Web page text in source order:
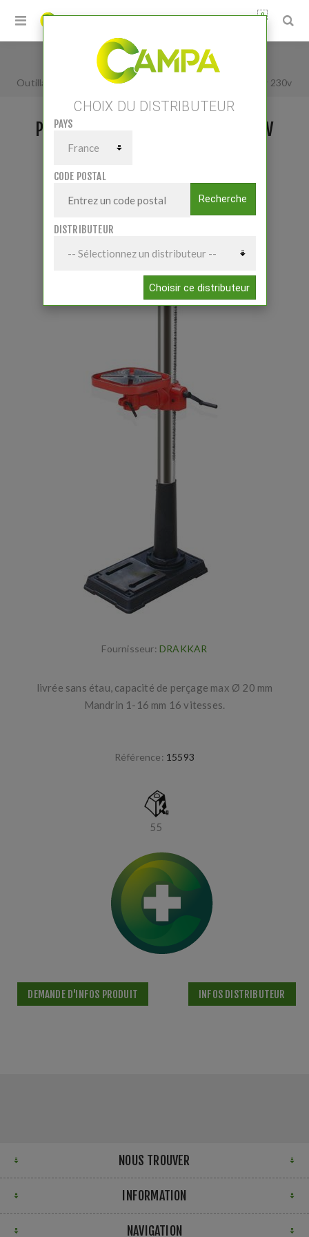
0
Petits matériels / Atelier
Outillage électroportatif Perceuse sur colonne 750w 230v
PERCEUSE SUR COLONNE 750W 230V
Fournisseur: DRAKKAR
livrée sans étau, capacité de perçage max Ø 20 mm
Mandrin 1-16 mm 16 vitesses.
Référence: 15593
55
DEMANDE D'INFOS PRODUIT INFOS DISTRIBUTEUR
NOUS TROUVER
INFORMATION
NAVIGATION
CHOIX DU DISTRIBUTEUR
PAYS
CODE POSTAL
Recherche
DISTRIBUTEUR
Choisir ce distributeur